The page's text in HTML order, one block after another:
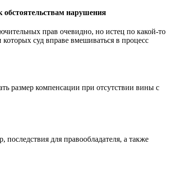
обстоятельствам нарушения
прав очевидно, но истец по какой-то
суд вправе вмешиваться в процесс
размер компенсации при отсутствии вины с
для правообладателя, а также